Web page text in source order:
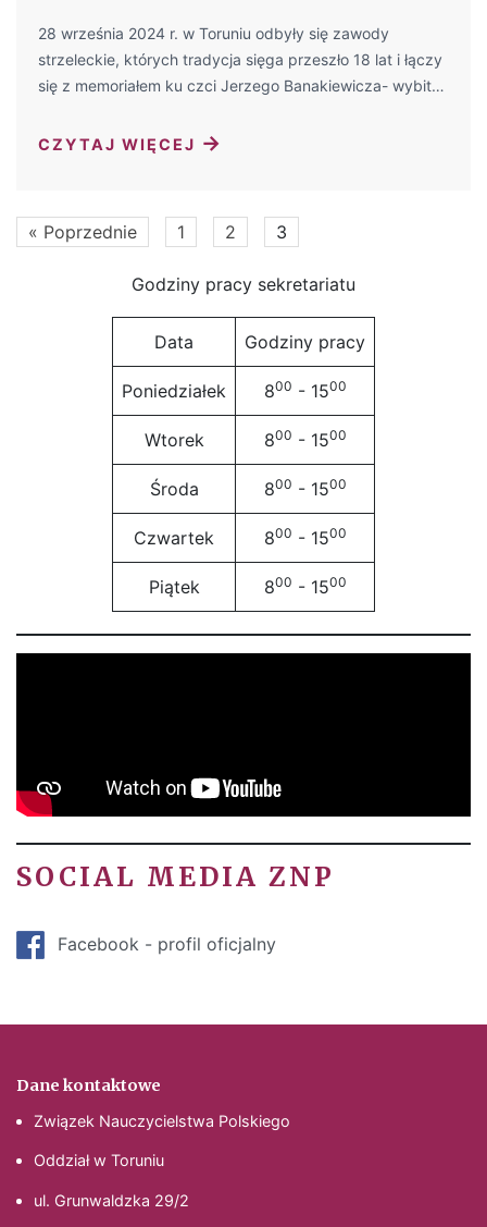
28 września 2024 r. w Toruniu odbyły się zawody
strzeleckie, których tradycja sięga przeszło 18 lat i łączy
się z memoriałem ku czci Jerzego Banakiewicza- wybit…
CZYTAJ WIĘCEJ →
« Poprzednie 1 2 3
Godziny pracy sekretariatu
Data Godziny pracy
Poniedziałek 800 - 1500
Wtorek 800 - 1500
Środa 800 - 1500
Czwartek 800 - 1500
Piątek 800 - 1500
SOCIAL MEDIA ZNP
Facebook - profil oficjalny
Dane kontaktowe
Związek Nauczycielstwa Polskiego
Oddział w Toruniu
ul. Grunwaldzka 29/2